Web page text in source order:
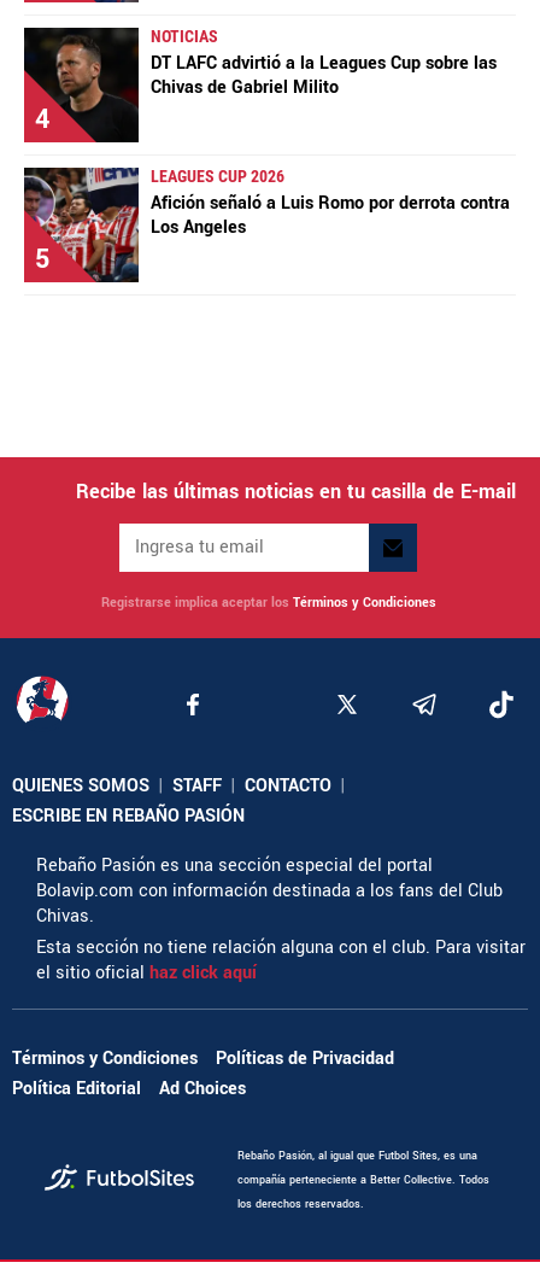
4
NOTICIAS
DT LAFC advirtió a la Leagues Cup sobre las
Chivas de Gabriel Milito
5
LEAGUES CUP 2026
Afición señaló a Luis Romo por derrota contra
Los Angeles
Recibe las últimas noticias en tu casilla de E-mail
Registrarse implica aceptar los Términos y Condiciones
QUIENES SOMOS | STAFF | CONTACTO |
ESCRIBE EN REBAÑO PASIÓN
Rebaño Pasión es una sección especial del portal
Bolavip.com con información destinada a los fans del Club
Chivas.
Esta sección no tiene relación alguna con el club. Para visitar
el sitio oficial haz click aquí
Términos y Condiciones
Políticas de Privacidad
Política Editorial
Ad Choices
Rebaño Pasión, al igual que Futbol Sites, es una
compañía perteneciente a Better Collective. Todos
los derechos reservados.